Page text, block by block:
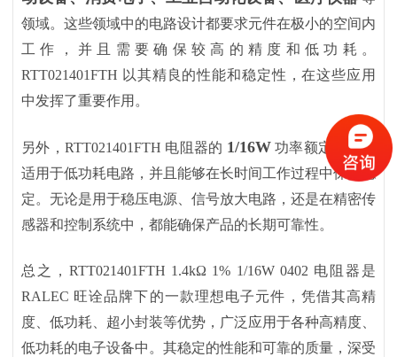
领域。这些领域中的电路设计都要求元件在极小的空间内
工作，并且需要确保较高的精度和低功耗。
RTT021401FTH 以其精良的性能和稳定性，在这些应用
中发挥了重要作用。
另外， RTT021401FTH 电阻器的 1/16W 功率额定值使其
适用于低功耗电路，并且能够在长时间工作过程中保持稳
定。无论是用于稳压电源、信号放大电路，还是在精密传
感器和控制系统中，都能确保产品的长期可靠性。
总之，RTT021401FTH 1.4kΩ 1% 1/16W 0402 电阻器是
RALEC 旺诠品牌下的一款理想电子元件，凭借其高精
度、低功耗、超小封装等优势，广泛应用于各种高精度、
低功耗的电子设备中。其稳定的性能和可靠的质量，深受